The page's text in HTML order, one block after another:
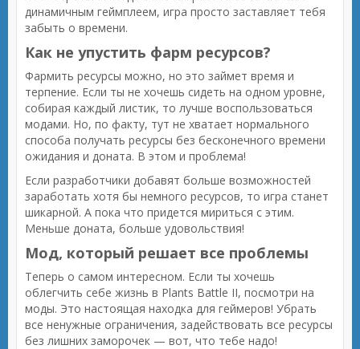
динамичным геймплеем, игра просто заставляет тебя
забыть о времени.
Как не упустить фарм ресурсов?
Фармить ресурсы можно, но это займет время и
терпение. Если ты не хочешь сидеть на одном уровне,
собирая каждый листик, то лучше воспользоваться
модами. Но, по факту, тут не хватает нормального
способа получать ресурсы без бесконечного времени
ожидания и доната. В этом и проблема!
Если разработчики добавят больше возможностей
заработать хотя бы немного ресурсов, то игра станет
шикарной. А пока что придется мириться с этим.
Меньше доната, больше удовольствия!
Мод, который решает все проблемы
Теперь о самом интересном. Если ты хочешь
облегчить себе жизнь в Plants Battle II, посмотри на
моды. Это настоящая находка для геймеров! Убрать
все ненужные ограничения, задействовать все ресурсы
без лишних заморочек — вот, что тебе надо!